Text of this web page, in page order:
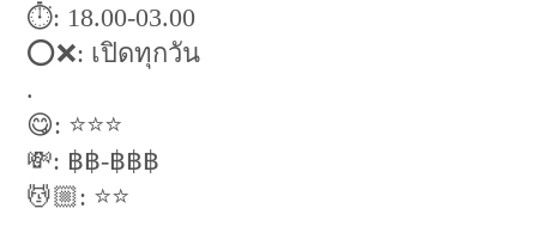
⏱: 18.00-03.00
⭕️❌: เปิดทุกวัน
.
😋: ⭐️⭐️⭐️
💸: ฿฿-฿฿฿
💆🏼: ⭐️⭐️